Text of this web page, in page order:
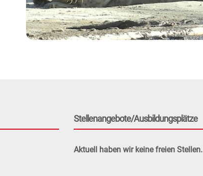
Stellenangebote/Ausbildungsplätze
Aktuell haben wir keine freien Stellen.